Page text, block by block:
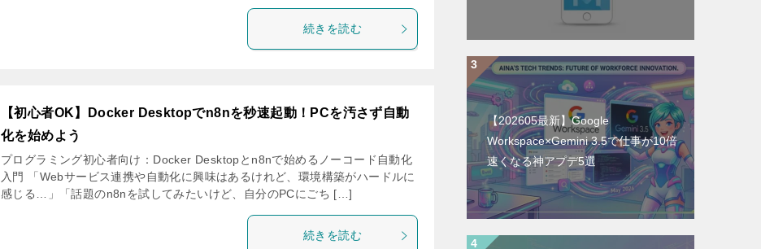
続きを読む
【初心者OK】Docker Desktopでn8nを秒速起動！PCを汚さず自動
化を始めよう
プログラミング初心者向け：Docker Desktopとn8nで始めるノーコード自動化
入門 「Webサービス連携や自動化に興味はあるけれど、環境構築がハードルに
感じる…」「話題のn8nを試してみたいけど、自分のPCにごち […]
続きを読む
【202605最新】Google
Workspace×Gemini 3.5で仕事が10倍
速くなる神アプデ5選